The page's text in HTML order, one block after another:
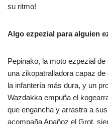
su ritmo!
Algo ezpezial para alguien
Pepinako, la moto ezpezial
una zikopatralladora capaz
la infantería más dura, y un
Wazdakka empuña el
que engancha y arrastra a
acompaña Apañoz el Grot,